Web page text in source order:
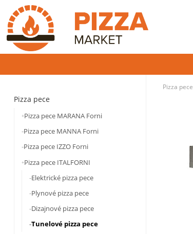
Pizza pece
Pizza pece MARANA Forni
Pizza pece MANNA Forni
Pizza pece IZZO Forni
Pizza pece ITALFORNI
Elektrické pizza pece
Plynové pizza pece
Dizajnové pizza pece
Tunelové pizza pece
Pizza pece